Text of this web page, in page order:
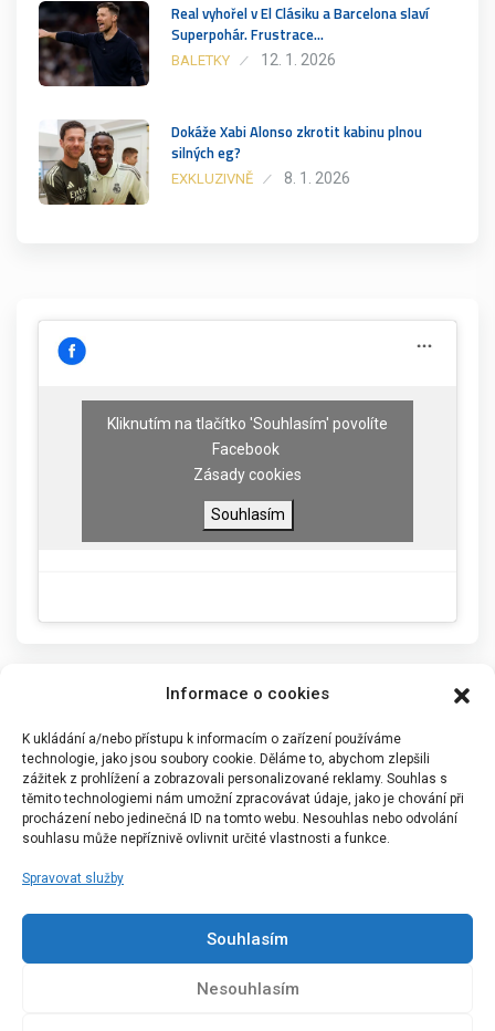
Informace o cookies
K ukládání a/nebo přístupu k informacím o zařízení používáme
technologie, jako jsou soubory cookie. Děláme to, abychom zlepšili
zážitek z prohlížení a zobrazovali personalizované reklamy. Souhlas s
těmito technologiemi nám umožní zpracovávat údaje, jako je chování při
procházení nebo jedinečná ID na tomto webu. Nesouhlas nebo odvolání
souhlasu může nepříznivě ovlivnit určité vlastnosti a funkce.
Spravovat služby
Souhlasím
Nesouhlasím
Real vyhořel v El Clásiku a Barcelona slaví
Superpohár. Frustrace…
BALETKY 12. 1. 2026
Dokáže Xabi Alonso zkrotit kabinu plnou
silných eg?
EXKLUZIVNĚ 8. 1. 2026
Kliknutím na tlačítko 'Souhlasím' povolíte
Facebook
Zásady cookies
Souhlasím
Kopírování obsahu je přísně zakázáno.